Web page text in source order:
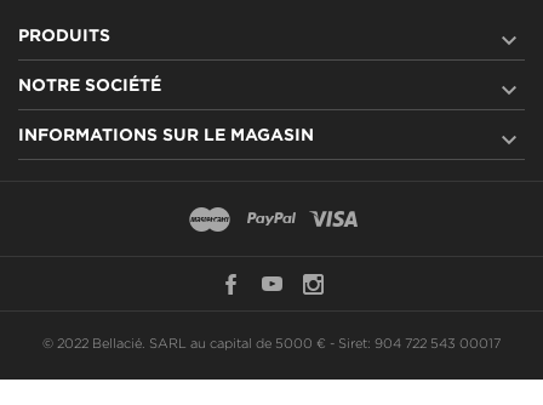
PRODUITS 
NOTRE SOCIÉTÉ 
INFORMATIONS SUR LE MAGASIN 
© 2022 Bellacié. SARL au capital de 5000 € - Siret: 904 722 543 00017